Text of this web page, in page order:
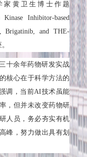
家黄卫生博士作题
Inhibitor-based
Brigatinib, and THE-
十余年药物研发实战
核心在于科学方法的
调，当前AI技术虽能
，但并未改变药物研
人员，务必夯实有机
峰，努力做出具有划